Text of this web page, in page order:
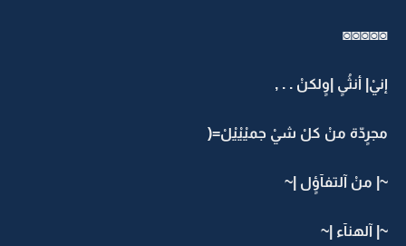
◙◙◙◙◙
إنيْ| أنثُىٍ |وٍلكنْ . . ,
مجرٍدّة منْ كلْ شيْ جميْيْيْلْ=(
~| منْ آلتفآؤٍل |~
~| آلهنآء |~